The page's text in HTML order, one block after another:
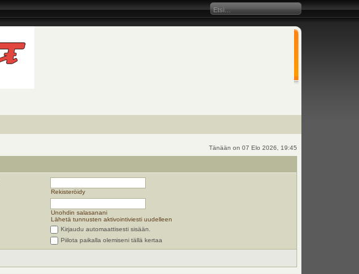
Tänään on 07 Elo 2026, 19:45
Rekisteröidy
Unohdin salasanani
Lähetä tunnusten aktivointiviesti uudelleen
Kirjaudu automaattisesti sisään.
Piilota paikalla olemiseni tällä kertaa